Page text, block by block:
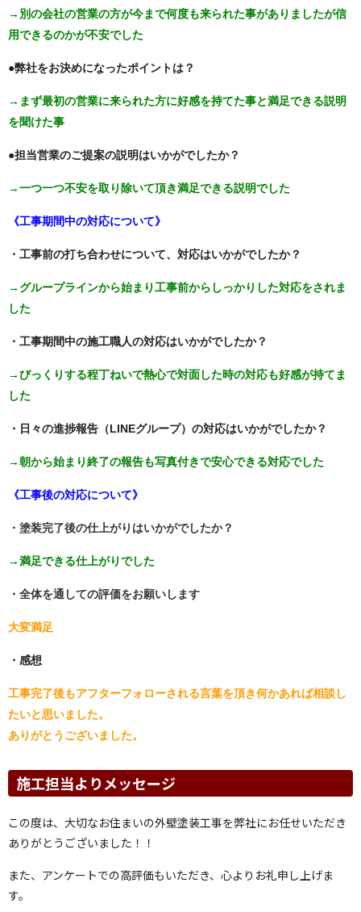
→別の会社の営業の方が今まで何度も来られた事がありましたが信
用できるのかが不安でした
●弊社をお決めになったポイントは？
→まず最初の営業に来られた方に好感を持てた事と満足できる説明
を聞けた事
●担当営業のご提案の説明はいかがでしたか？
→一つ一つ不安を取り除いて頂き満足できる説明でした
《工事期間中の対応について》
・工事前の打ち合わせについて、対応はいかがでしたか？
→グループラインから始まり工事前からしっかりした対応をされま
した
・工事期間中の施工職人の対応はいかがでしたか？
→びっくりする程丁ねいで熱心で対面した時の対応も好感が持てま
した
・日々の進捗報告（LINEグループ）の対応はいかがでしたか？
→朝から始まり終了の報告も写真付きで安心できる対応でした
《工事後の対応について》
・塗装完了後の仕上がりはいかがでしたか？
→満足できる仕上がりでした
・全体を通しての評価をお願いします
大変満足
・感想
工事完了後もアフターフォローされる言葉を頂き何かあれば相談し
たいと思いました。
ありがとうございました。
施工担当よりメッセージ
この度は、大切なお住まいの外壁塗装工事を弊社にお任せいただき
ありがとうございました！！
また、アンケートでの高評価もいただき、心よりお礼申し上げま
す。